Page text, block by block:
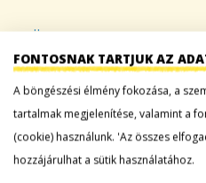
SÜLT CAMEMBERT, A
HOGYAN| 2020-01-22
FONTOSNAK TARTJUK AZ
A böngészési élmény fokozása, a
tartalmak megjelenítése, valamint a
(cookie) használunk. 'Az összes
hozzájárulhat a sütik használatához.